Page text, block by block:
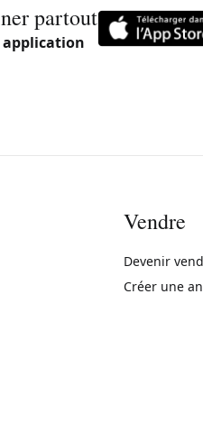
partout
application
Vendre
Devenir
Créer une